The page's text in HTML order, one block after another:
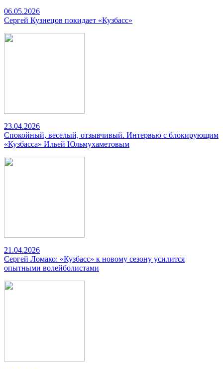
06.05.2026
Сергей Кузнецов покидает «Кузбасс»
23.04.2026
Спокойный, веселый, отзывчивый. Интервью с блокирующим
«Кузбасса» Ильей Юльмухаметовым
21.04.2026
Сергей Ломако: «Кузбасс» к новому сезону усилится
опытными волейболистами